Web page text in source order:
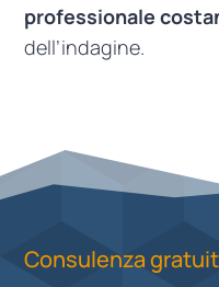
professionale
dell’indagine.
Consulenza